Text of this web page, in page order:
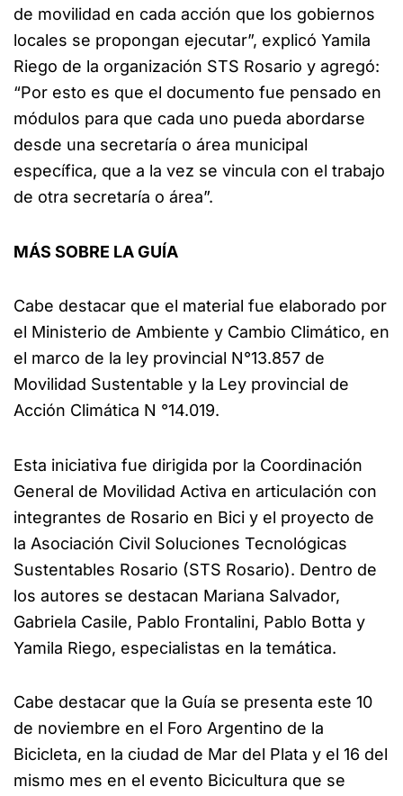
de movilidad en cada acción que los gobiernos
locales se propongan ejecutar”, explicó Yamila
Riego de la organización STS Rosario y agregó:
“Por esto es que el documento fue pensado en
módulos para que cada uno pueda abordarse
desde una secretaría o área municipal
específica, que a la vez se vincula con el trabajo
de otra secretaría o área”.
MÁS SOBRE LA GUÍA
Cabe destacar que el material fue elaborado por
el Ministerio de Ambiente y Cambio Climático, en
el marco de la ley provincial N°13.857 de
Movilidad Sustentable y la Ley provincial de
Acción Climática N °14.019.
Esta iniciativa fue dirigida por la Coordinación
General de Movilidad Activa en articulación con
integrantes de Rosario en Bici y el proyecto de
la Asociación Civil Soluciones Tecnológicas
Sustentables Rosario (STS Rosario). Dentro de
los autores se destacan Mariana Salvador,
Gabriela Casile, Pablo Frontalini, Pablo Botta y
Yamila Riego, especialistas en la temática.
Cabe destacar que la Guía se presenta este 10
de noviembre en el Foro Argentino de la
Bicicleta, en la ciudad de Mar del Plata y el 16 del
mismo mes en el evento Bicicultura que se